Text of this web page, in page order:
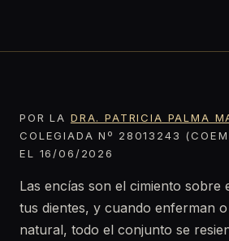
POR LA DRA. PATRICIA PALMA
COLEGIADA Nº 28013243
EL 16/06/2026
Las encías son el cimiento sobre
tus dientes, y cuando enferman
natural, todo el conjunto se